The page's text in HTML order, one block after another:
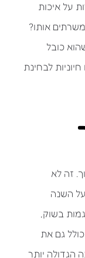
על איכות
אותו?
כובל
לבחינת
זה לא
השנה
בשוק,
כולל גם את
הגדולה יותר